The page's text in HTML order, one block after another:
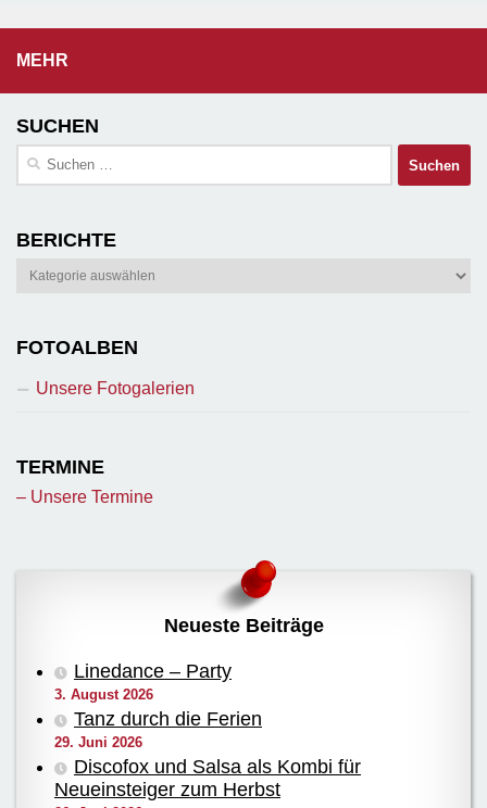
MEHR
SUCHEN
Suchen
BERICHTE
Berichte
FOTOALBEN
Unsere Fotogalerien
TERMINE
– Unsere Termine
Neueste Beiträge
Linedance – Party
3. August 2026
Tanz durch die Ferien
29. Juni 2026
Discofox und Salsa als Kombi für
Neueinsteiger zum Herbst